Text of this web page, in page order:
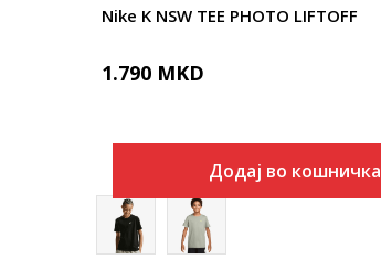
Nike K NSW TEE PHOTO LIFTOFF
1.790 MKD
Додај во кошничка